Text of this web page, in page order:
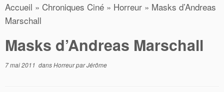
Accueil » Chroniques Ciné » Horreur » Masks d’Andreas
Marschall
Masks d’Andreas Marschall
7 mai 2011 dansHorreurparJérôme